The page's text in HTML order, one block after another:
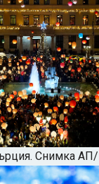
Снимка